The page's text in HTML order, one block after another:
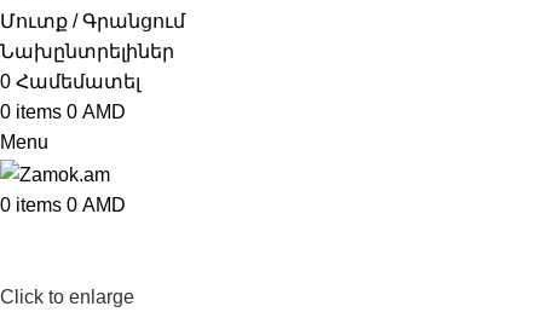
Մուտք / Գրանցում
Նախընտրելիներ
0 Համեմատել
0 items 0 AMD
Menu
0 items 0 AMD
Click to enlarge